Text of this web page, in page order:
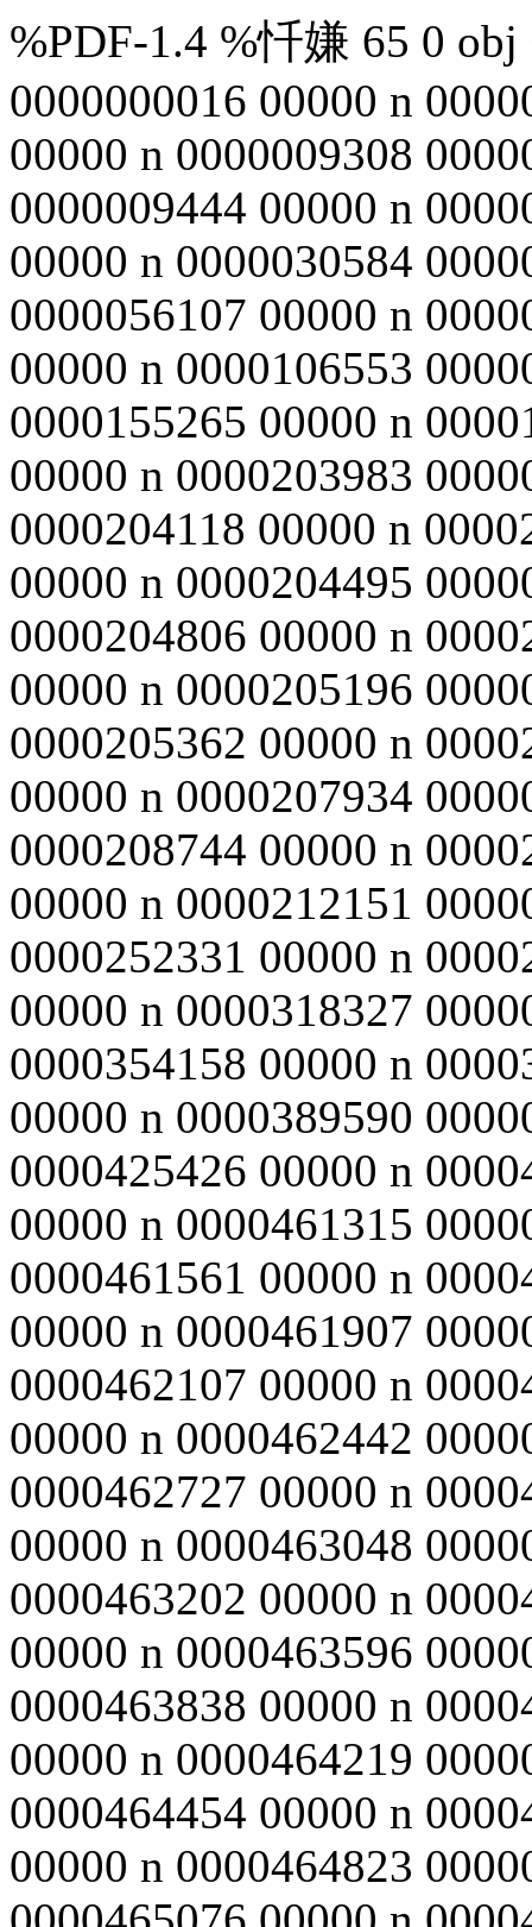
%PDF-1.4 %忏嫌 65 0
0000000016 00000 n
00000 n 0000009308
0000009444 00000 n
00000 n 0000030584
0000056107 00000 n
00000 n 0000106553
0000155265 00000 n
00000 n 0000203983
0000204118 00000 n
00000 n 0000204495
0000204806 00000 n
00000 n 0000205196
0000205362 00000 n
00000 n 0000207934
0000208744 00000 n
00000 n 0000212151
0000252331 00000 n
00000 n 0000318327
0000354158 00000 n
00000 n 0000389590
0000425426 00000 n
00000 n 0000461315
0000461561 00000 n
00000 n 0000461907
0000462107 00000 n
00000 n 0000462442
0000462727 00000 n
00000 n 0000463048
0000463202 00000 n
00000 n 0000463596
0000463838 00000 n
00000 n 0000464219
0000464454 00000 n
00000 n 0000464823